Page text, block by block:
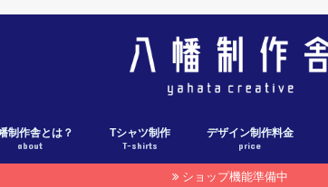
制作舎とは？
about
Tシャツ制作
T-shirts
Tシャツ制作料金表
Tシャツ制作の流れ
各社ウェブカタログ
Tシャツ制作実績
デザイン制作料金
price
ショップ機能準備中